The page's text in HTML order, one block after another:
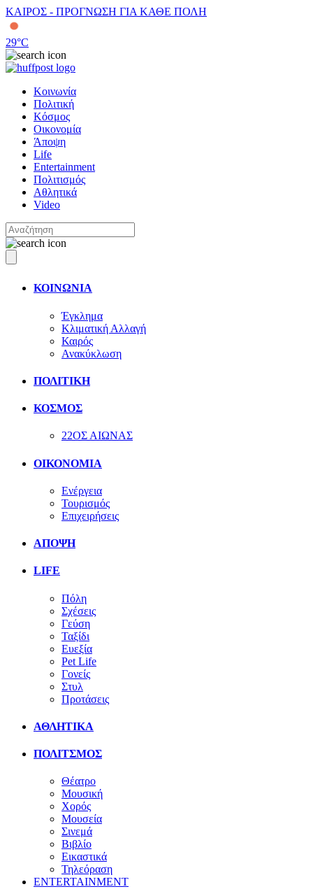
ΚΑΙΡΟΣ - ΠΡΟΓΝΩΣΗ ΓΙΑ ΚΑΘΕ ΠΟΛΗ
29°C
Κοινωνία
Πολιτική
Κόσμος
Οικονομία
Άποψη
Life
Entertainment
Πολιτισμός
Αθλητικά
Video
ΚΟΙΝΩΝΙΑ
Έγκλημα
Κλιματική Αλλαγή
Καιρός
Ανακύκλωση
ΠΟΛΙΤΙΚΗ
ΚΟΣΜΟΣ
22ΟΣ ΑΙΩΝΑΣ
ΟΙΚΟΝΟΜΙΑ
Ενέργεια
Τουρισμός
Επιχειρήσεις
ΑΠΟΨΗ
LIFE
Πόλη
Σχέσεις
Γεύση
Ταξίδι
Ευεξία
Pet Life
Γονείς
Στυλ
Προτάσεις
ΑΘΛΗΤΙΚΑ
ΠΟΛΙΤΣΜΟΣ
Θέατρο
Μουσική
Χορός
Μουσεία
Σινεμά
Βιβλίο
Εικαστικά
Τηλεόραση
ENTERTAINMENT